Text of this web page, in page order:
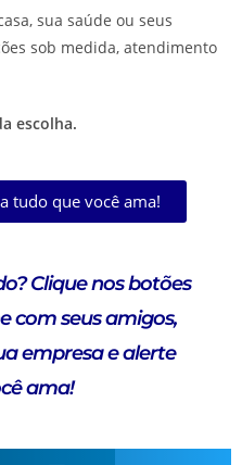
sua saúde ou seus
sob medida, atendimento
escolha.
tudo que você ama!
Clique nos botões
com seus amigos,
empresa e alerte
ama!